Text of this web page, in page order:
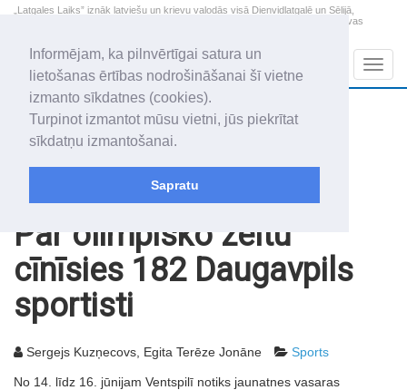
Informējam, ka pilnvērtīgai satura un
lietošanas ērtības nodrošināšanai šī vietne
izmanto sīkdatnes (cookies).
Turpinot izmantot mūsu vietni, jūs piekrītat
sīkdatņu izmantošanai.
Sapratu
„Latgales Laiks” iznāk latviešu un krievu valodās visā Dienvidlatgalē un Sēlijā,
„Latgales Laiks” latviešu valodā aptver Daugavpils valstspilsētu, Augšdaugavas
2026. gada 8. augusts
Sestdiena
Mudīte, Vladislava, Vladislavs
+19.0
Par olimpisko zeltu
cīnīsies 182 Daugavpils
sportisti
Sergejs Kuzņecovs, Egita Terēze Jonāne Sports
No 14. līdz 16. jūnijam Ventspilī notiks jaunatnes vasaras